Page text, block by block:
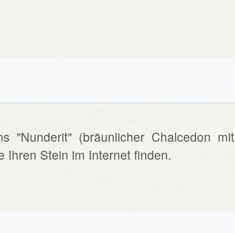
"Nunderit" (bräunlicher Chalcedon mit
Ihren Stein im Internet finden.